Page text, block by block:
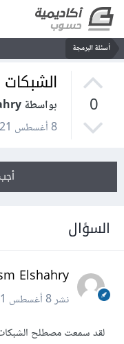
أسئلة البرمجة
0
الشبكات
بواسطة Moatasm Elshahry
8 أغسطس 2021
السؤال
Elshahry
نشر8 أغسطس 2021
لقد سمعت مصطلح الشبكات